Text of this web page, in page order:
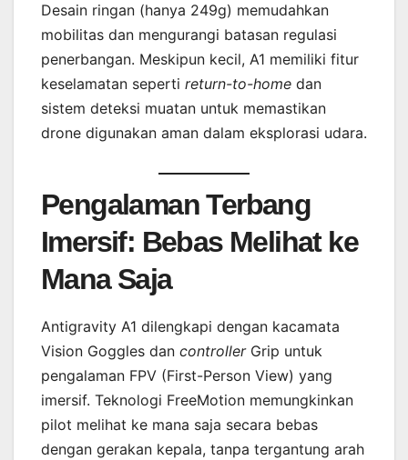
Desain ringan (hanya 249g) memudahkan
mobilitas dan mengurangi batasan regulasi
penerbangan. Meskipun kecil, A1 memiliki fitur
keselamatan seperti return-to-home dan
sistem deteksi muatan untuk memastikan
drone digunakan aman dalam eksplorasi udara.
Pengalaman Terbang
Imersif: Bebas Melihat ke
Mana Saja
Antigravity A1 dilengkapi dengan kacamata
Vision Goggles dan controllerGrip untuk
pengalaman FPV (First-Person View) yang
imersif. Teknologi FreeMotion memungkinkan
pilot melihat ke mana saja secara bebas
dengan gerakan kepala, tanpa tergantung arah